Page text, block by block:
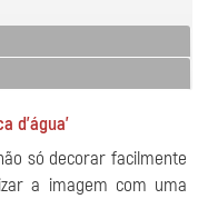
d'água'
só decorar facilmente
a imagem com uma